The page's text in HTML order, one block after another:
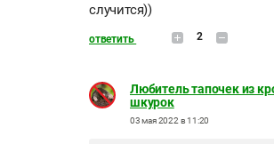
случится))
ответить 2
Любитель тапочек из
шкурок
03 мая 2022 в 11:20